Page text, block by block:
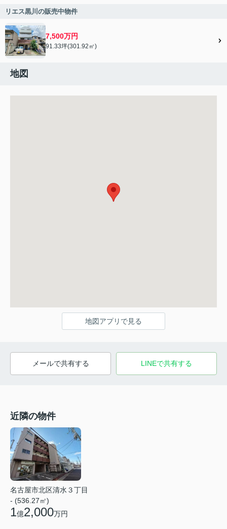
リエス黒川の販売中物件
7,500万円
91.33坪(301.92㎡)
地図
地図アプリで見る
メールで共有する LINEで共有する
近隣の物件
名古屋市北区清水３丁目
- (536.27㎡)
1億2,000万円